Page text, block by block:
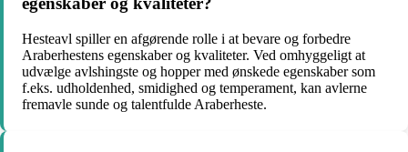
Hesteavl spiller en afgørende rolle i at bevare og forbedre
Araberhestens egenskaber og kvaliteter. Ved omhyggeligt at
udvælge avlshingste og hopper med ønskede egenskaber som
f.eks. udholdenhed, smidighed og temperament, kan avlerne
fremavle sunde og talentfulde Araberheste.